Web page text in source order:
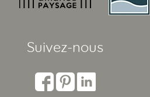
Suivez-nous